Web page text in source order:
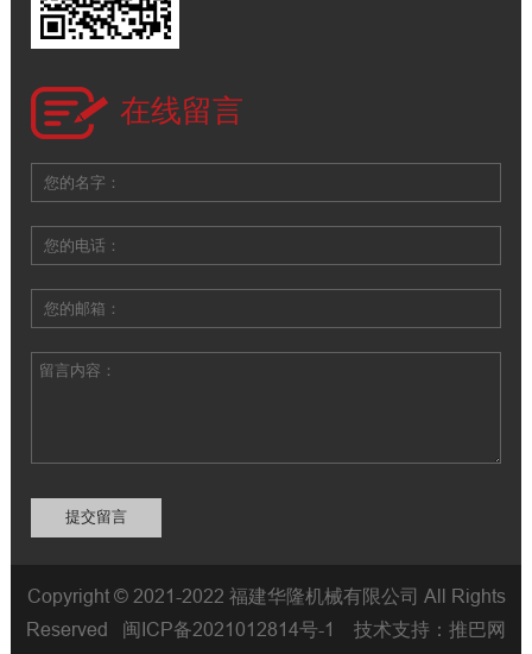
在线留言
Copyright © 2021-2022 福建华隆机械有限公司 All Rights
Reserved 闽ICP备2021012814号-1 技术支持： 推巴网